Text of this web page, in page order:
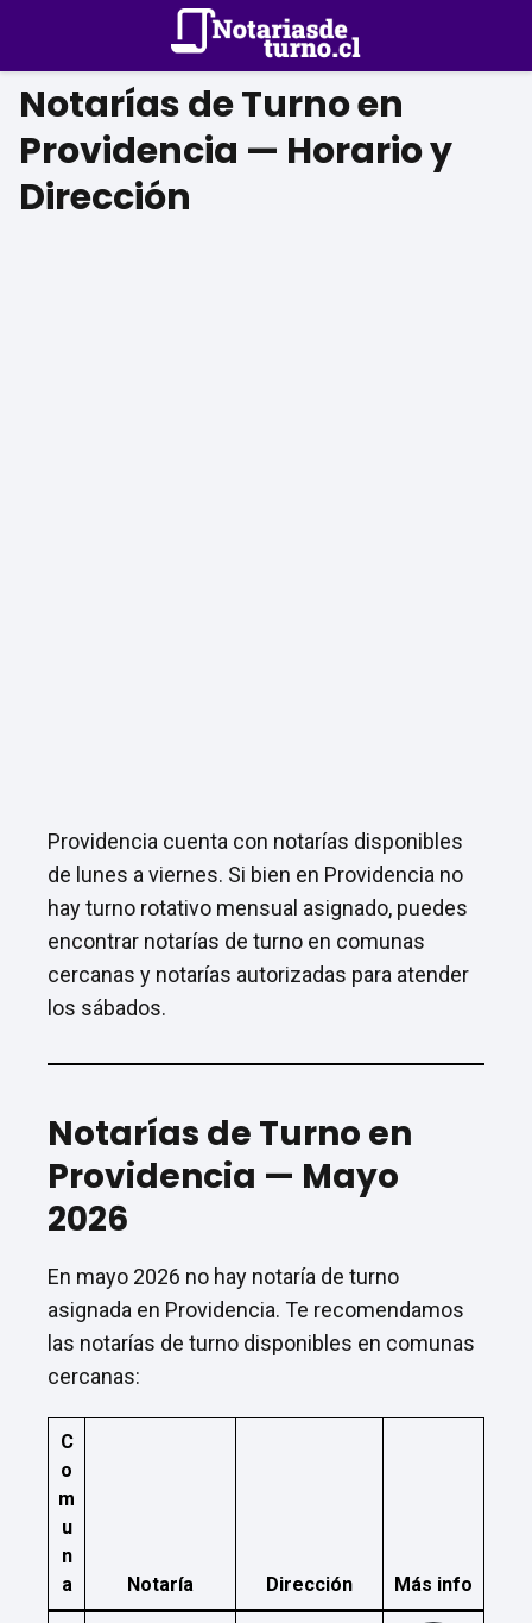
Notarías de Turno en
Providencia — Horario y
Dirección
Providencia cuenta con notarías disponibles
de lunes a viernes. Si bien en Providencia no
hay turno rotativo mensual asignado, puedes
encontrar notarías de turno en comunas
cercanas y notarías autorizadas para atender
los sábados.
Notarías de Turno en
Providencia — Mayo
2026
En mayo 2026 no hay notaría de turno
asignada en Providencia. Te recomendamos
las notarías de turno disponibles en comunas
cercanas:
C
o
m
u
n
a
Notaría Dirección Más info